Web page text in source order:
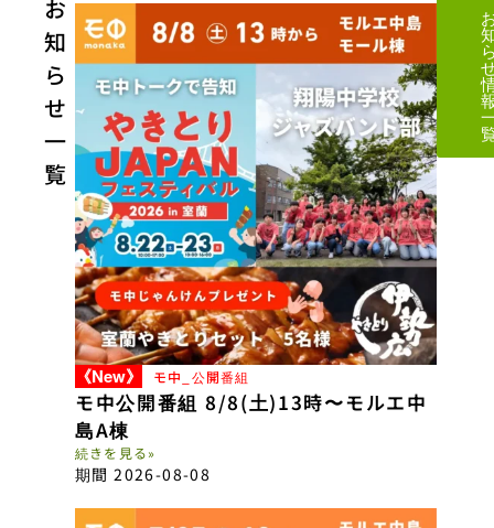
お
知
ら
せ
一
覧
《New》 モ中_公開番組
モ中公開番組 8/8(土)13時〜モルエ中
島A棟
続きを見る»
期間 2026-08-08